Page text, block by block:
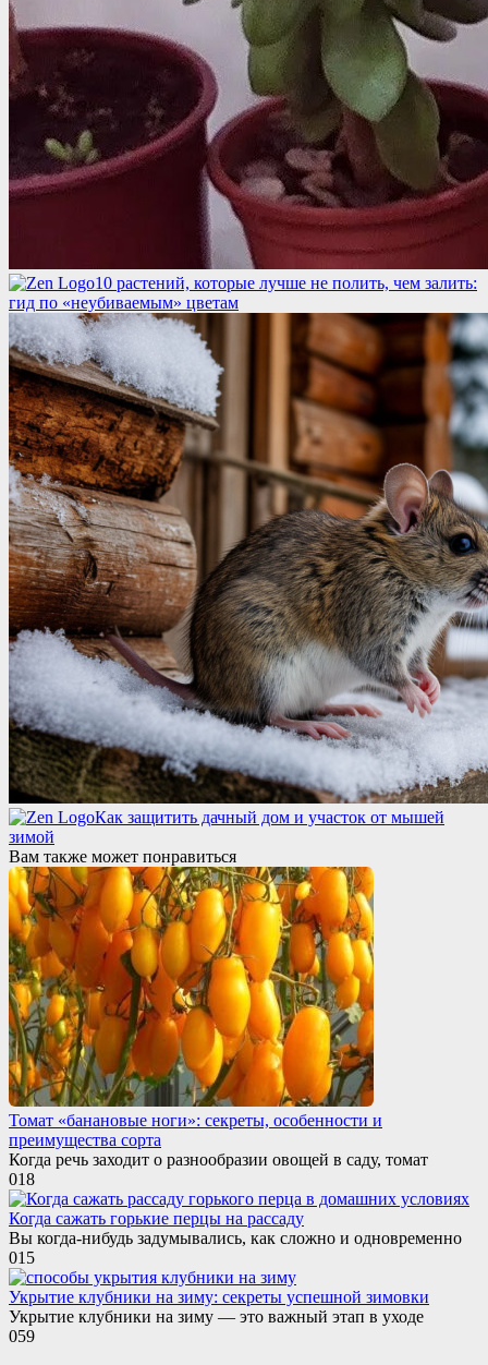
10 растений, которые лучше не полить, чем залить:
гид по «неубиваемым» цветам
Как защитить дачный дом и участок от мышей
зимой
Вам также может понравиться
Томат «банановые ноги»: секреты, особенности и
преимущества сорта
Когда речь заходит о разнообразии овощей в саду, томат
018
Когда сажать горькие перцы на рассаду
Вы когда-нибудь задумывались, как сложно и одновременно
015
Укрытие клубники на зиму: секреты успешной зимовки
Укрытие клубники на зиму — это важный этап в уходе
059